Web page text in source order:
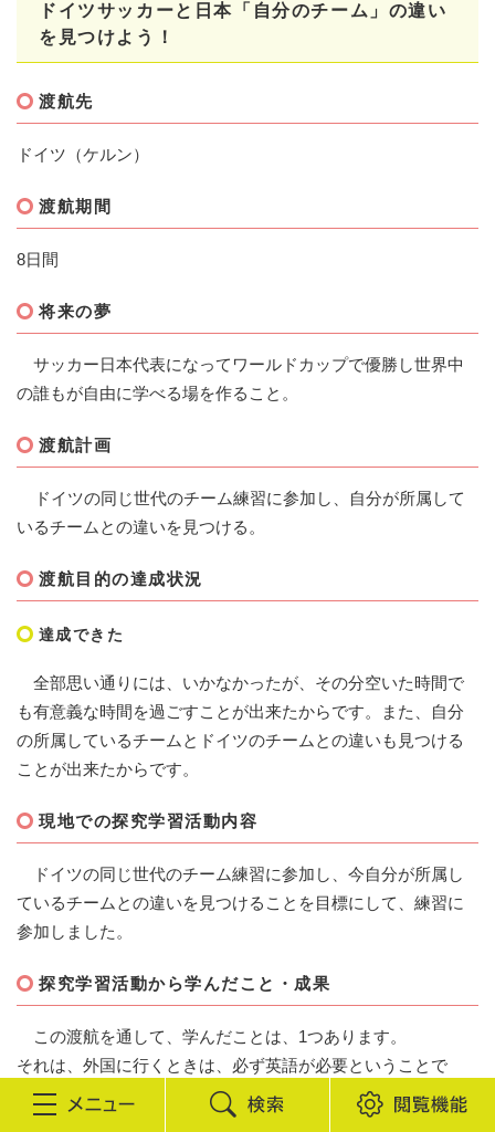
ドイツサッカーと日本「自分のチーム」の違い
を見つけよう！
渡航先
ドイツ（ケルン）
渡航期間
8日間
将来の夢
サッカー日本代表になってワールドカップで優勝し世界中
の誰もが自由に学べる場を作ること。
渡航計画
ドイツの同じ世代のチーム練習に参加し、自分が所属して
いるチームとの違いを見つける。
渡航目的の達成状況
達成できた
全部思い通りには、いかなかったが、その分空いた時間で
も有意義な時間を過ごすことが出来たからです。また、自分
の所属しているチームとドイツのチームとの違いも見つける
ことが出来たからです。
現地での探究学習活動内容
ドイツの同じ世代のチーム練習に参加し、今自分が所属し
ているチームとの違いを見つけることを目標にして、練習に
参加しました。
探究学習活動から学んだこと・成果
この渡航を通して、学んだことは、1つあります。
それは、外国に行くときは、必ず英語が必要ということで
す。まず、英語を修得し、それプラスで、ドイツ語や、スペ
イン語などの多言語を話せるようにしたいです。どうして僕